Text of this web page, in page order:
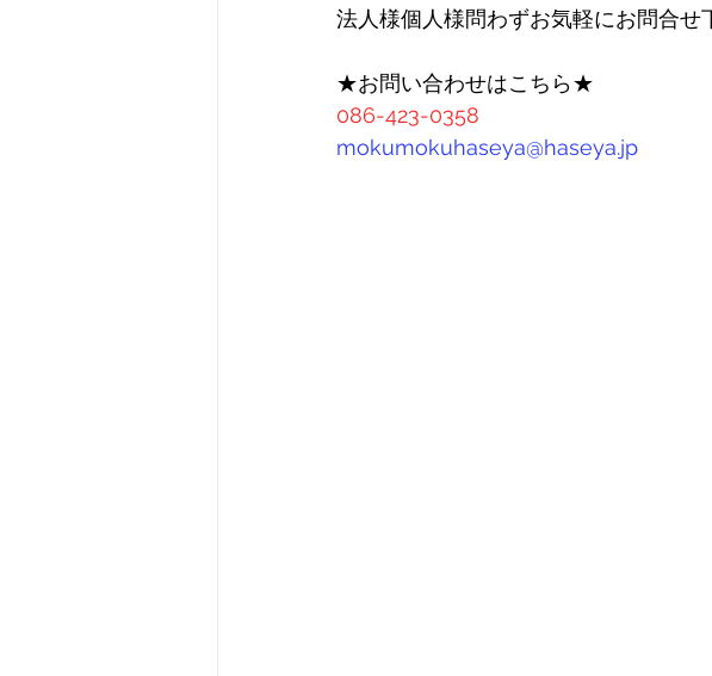
法人様個人様問わずお気軽にお問合せ
★お問い合わせはこちら★
086-423-0358
mokumokuhaseya@haseya.jp